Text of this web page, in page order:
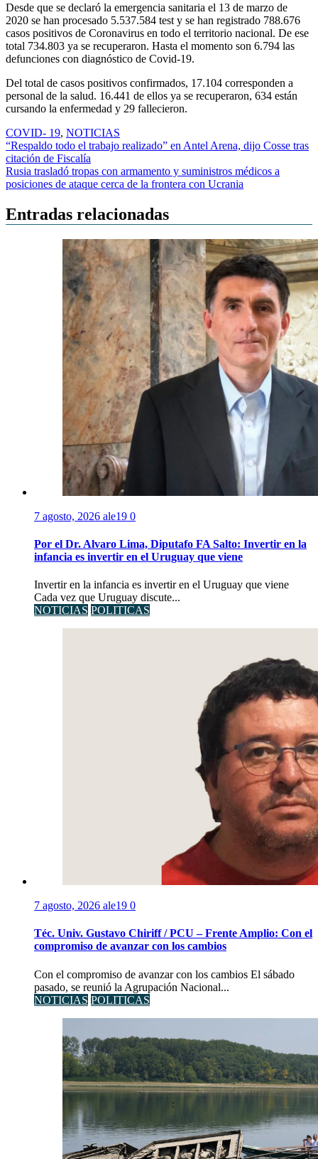
Desde que se declaró la emergencia sanitaria el 13 de marzo de
2020 se han procesado 5.537.584 test y se han registrado 788.676
casos positivos de Coronavirus en todo el territorio nacional. De ese
total 734.803 ya se recuperaron. Hasta el momento son 6.794 las
defunciones con diagnóstico de Covid-19.
Del total de casos positivos confirmados, 17.104 corresponden a
personal de la salud. 16.441 de ellos ya se recuperaron, 634 están
cursando la enfermedad y 29 fallecieron.
COVID- 19, NOTICIAS
Navegación
de
entradas
“Respaldo todo el trabajo realizado” en Antel Arena, dijo Cosse tras
citación de Fiscalía
Rusia trasladó tropas con armamento y suministros médicos a
posiciones de ataque cerca de la frontera con Ucrania
Entradas relacionadas
7 agosto, 2026 ale19 0
Por el Dr. Alvaro Lima, Diputafo FA Salto: Invertir en la
infancia es invertir en el Uruguay que viene
Invertir en la infancia es invertir en el Uruguay que viene
Cada vez que Uruguay discute...
NOTICIAS POLITICAS
7 agosto, 2026 ale19 0
Téc. Univ. Gustavo Chiriff / PCU – Frente Amplio: Con el
compromiso de avanzar con los cambios
Con el compromiso de avanzar con los cambios El sábado
pasado, se reunió la Agrupación Nacional...
NOTICIAS POLITICAS